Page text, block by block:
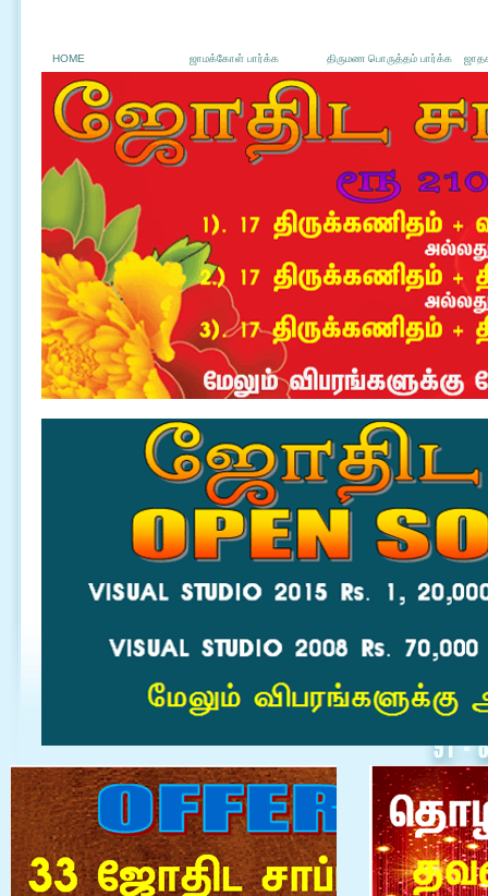
HOME ஜாமக்கோள் பார்க்க திருமண பொருத்தம் பார்க்க